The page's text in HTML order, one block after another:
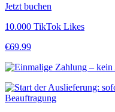
Jetzt buchen
10.000 TikTok Likes
€69.99
Beauftragung